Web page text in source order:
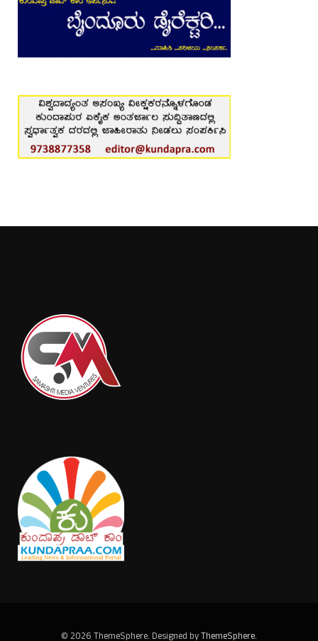
© 2026 ThemeSphere. Designed byThemeSphere.